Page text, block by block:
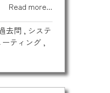
Read more...
去問 , システ
ティング ,